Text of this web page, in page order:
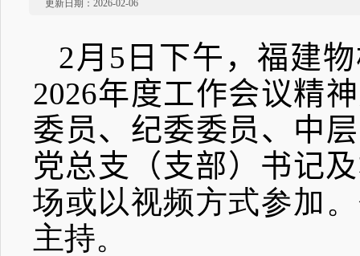
更新日期：2026-02-06
2月 5 日下午，福建
2026年度工作会议精
委员、纪委委员、中
党总支（支部）书记
场或以视频方式参加
主持。